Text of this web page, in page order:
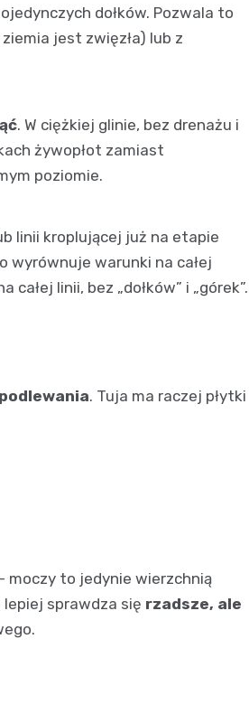
dołków. Pozwala to
jest zwięzła) lub z
. W ciężkiej glinie, bez drenażu i
żywopłot zamiast
poziomie.
linii kroplującej już na etapie
wyrównuje warunki na całej
linii, bez „dołków” i „górek”.
. Tuja ma raczej płytki
moczy to jedynie wierzchnią
lepiej sprawdza się rzadsze, ale